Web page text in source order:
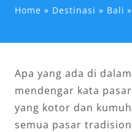
Home Destinasi Bali
Apa yang ada di
mendengar kata
yang kotor dan
semua pasar